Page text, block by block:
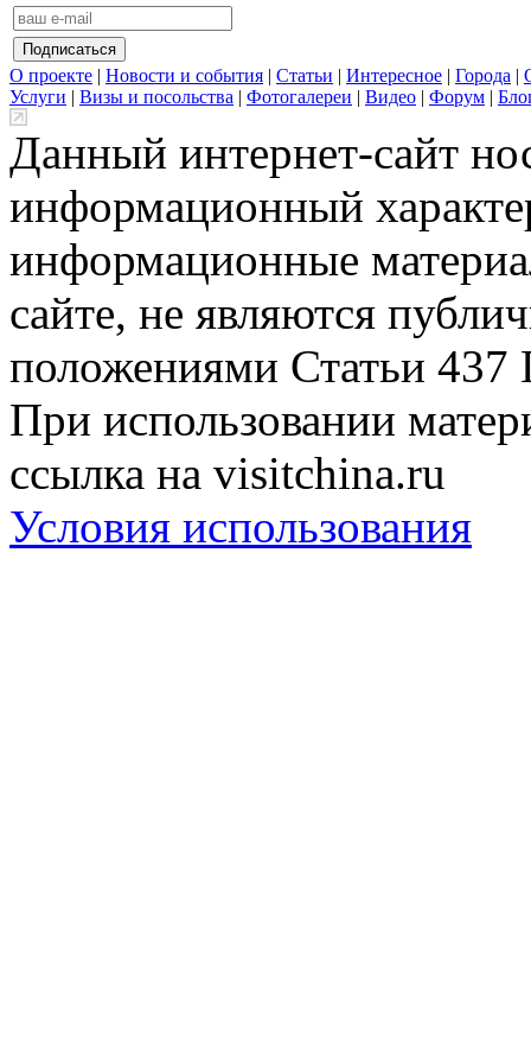
О проекте | Новости и события | Статьи | Интересное | Города |
Услуги | Визы и посольства | Фотогалереи | Видео | Форум |
Данный интернет-сайт
информационный
информационные
сайте, не являются
положениями Статьи 437
При использовании
ссылка на visitchina.ru
Условия использования